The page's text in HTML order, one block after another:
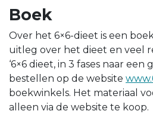
Boek
Over het 6×6-dieet is een
uitleg over het dieet en veel
‘6×6 dieet, in 3 fases naar een
bestellen op de website
boekwinkels. Het materiaal
alleen via de website te koop.